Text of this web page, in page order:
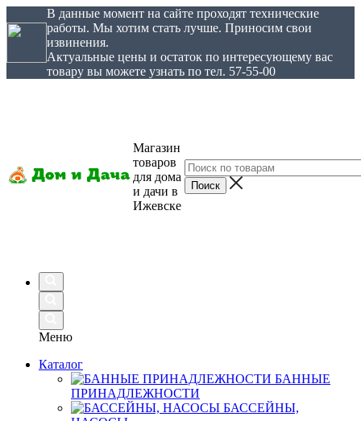
В данные момент на сайте проходят технические
работы. Мы хотим стать лучше. Приносим свои
извинения.
Актуальные цены и остаток по интересующему вас
товару вы можете узнать по тел. 57-55-00
Магазин
товаров
для дома
и дачи в
Ижевске
Меню
Каталог
БАННЫЕ
ПРИНАДЛЕЖНОСТИ
БАССЕЙНЫ,